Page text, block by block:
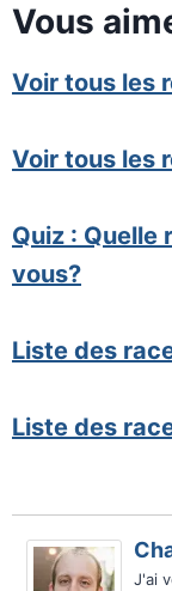
Vous
Voir tous les
Voir tous les
Quiz : Quelle
vous?
Liste des
Liste des
J'ai